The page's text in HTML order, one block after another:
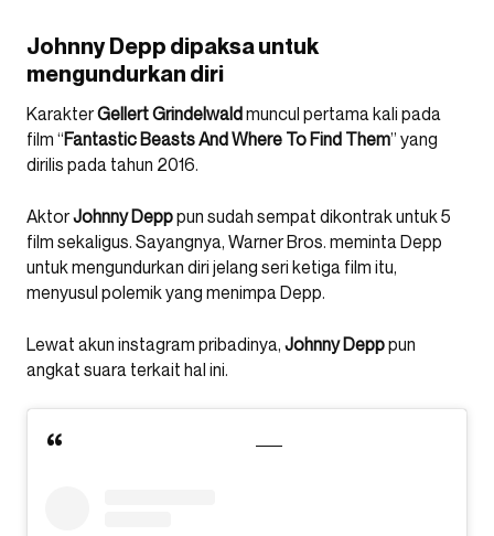
Johnny Depp dipaksa untuk
mengundurkan diri
KarakterGellert Grindelwaldmuncul pertama kali pada
film “Fantastic Beasts And Where To Find Them” yang
dirilis pada tahun 2016.
AktorJohnny Depppun sudah sempat dikontrak untuk 5
film sekaligus. Sayangnya, Warner Bros. meminta Depp
untuk mengundurkan diri jelang seri ketiga film itu,
menyusul polemik yang menimpa Depp.
Lewat akun instagram pribadinya, Johnny Depppun
angkat suara terkait hal ini.